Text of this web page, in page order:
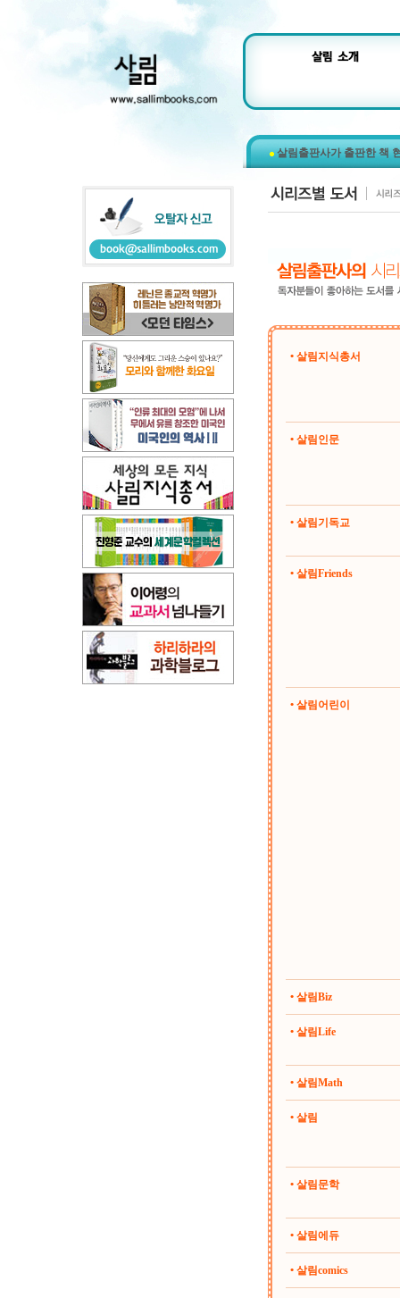
살림출판사가 출판한 책
• 살림지식총서
• 살림인문
• 살림기독교
• 살림Friends
• 살림어린이
• 살림Biz
• 살림Life
• 살림Math
• 살림
• 살림문학
• 살림에듀
• 살림comics